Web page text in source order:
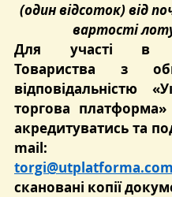
(один відсоток) від
вартості
Для участі в
Товариства з
відповідальністю
торгова платформа»
акредитуватись та
torgi@utplatforma.com
скановані копії